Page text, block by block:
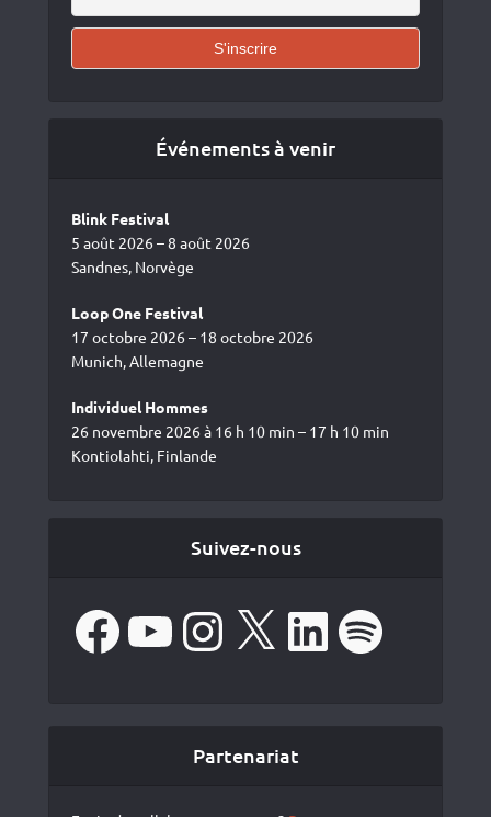
Événements à venir
Blink Festival
5 août 2026 – 8 août 2026
Sandnes, Norvège
Loop One Festival
17 octobre 2026 – 18 octobre 2026
Munich, Allemagne
Individuel Hommes
26 novembre 2026 à 16 h 10 min – 17 h 10 min
Kontiolahti, Finlande
Suivez-nous
FacebookYouTube Instagram LinkedIn Spotify
Partenariat